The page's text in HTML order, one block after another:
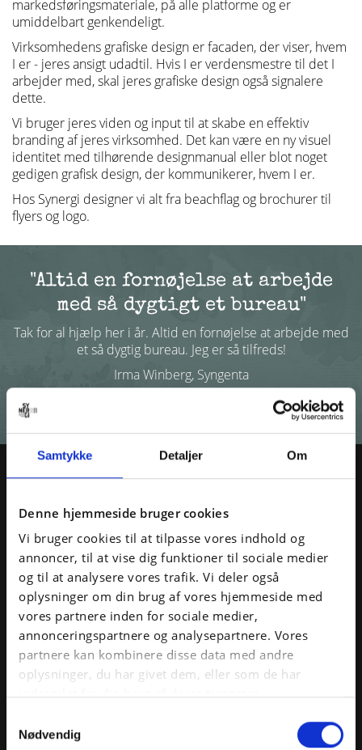
Samtykke Detaljer Om
Denne hjemmeside bruger cookies
Vi bruger cookies til at tilpasse vores indhold og
annoncer, til at vise dig funktioner til sociale medier
og til at analysere vores trafik. Vi deler også
oplysninger om din brug af vores hjemmeside med
vores partnere inden for sociale medier,
annonceringspartnere og analysepartnere. Vores
partnere kan kombinere disse data med andre
oplysninger, du har givet dem, eller som de har
indsamlet fra din brug af deres tjenester.
Nødvendig
markedsføringsmateriale, på alle platforme og er
umiddelbart genkendeligt.
Virksomhedens grafiske design er facaden, der viser, hvem
I er - jeres ansigt udadtil. Hvis I er verdensmestre til det I
arbejder med, skal jeres grafiske design også signalere
dette.
Vi bruger jeres viden og input til at skabe en effektiv
branding af jeres virksomhed. Det kan være en ny visuel
identitet med tilhørende designmanual eller blot noget
gedigen grafisk design, der kommunikerer, hvem I er.
Hos Synergi designer vi alt fra beachflag og brochurer til
flyers og logo.
"Altid en fornøjelse at arbejde
med så dygtigt et bureau"
Tak for al hjælp her i år. Altid en fornøjelse at arbejde med
et så dygtig bureau. Jeg er så tilfreds!
Irma Winberg, Syngenta
HVORDAN KAN VI
HJÆLPE DIG?
Kontakt vores grafiske designer og webdesigner
Kristine, hvis du har spørgsmål til grafisk design.
Kristine kan blandt andet hjælpe med design af
hjemmesider, kreative ad hoc-opgaver og grafisk
design.